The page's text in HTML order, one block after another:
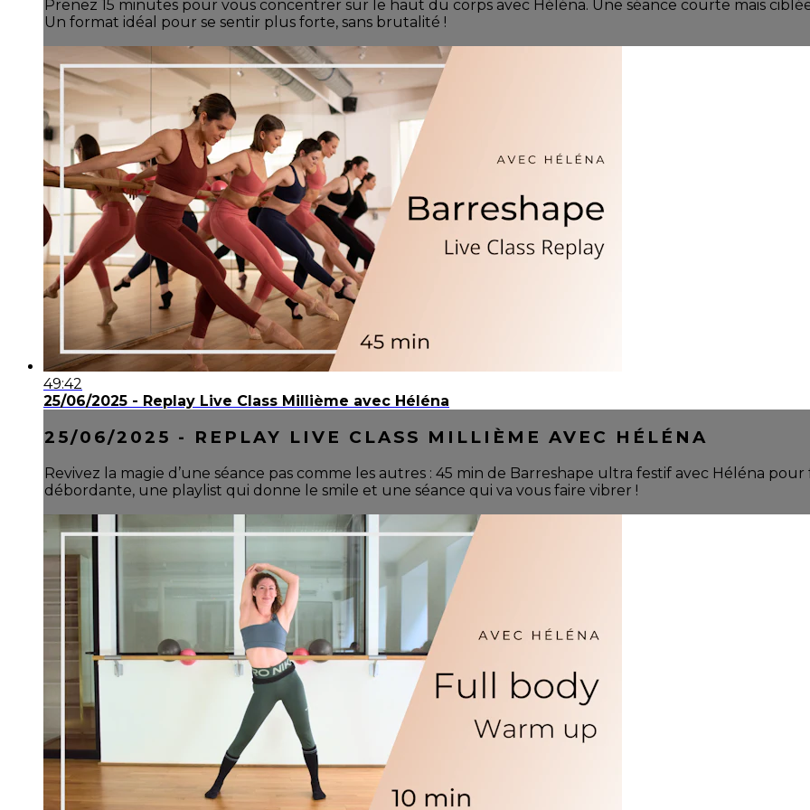
Prenez 15 minutes pour vous concentrer sur le haut du corps avec Héléna. Une séance courte mais
Un format idéal pour se sentir plus forte, sans brutalité !
49:42
25/06/2025 - Replay Live Class Millième avec Héléna
25/06/2025 - REPLAY LIVE CLASS MILLIÈME AVEC HÉLÉNA
Revivez la magie d’une séance pas comme les autres : 45 min de Barreshape ultra festif avec Héléna
débordante, une playlist qui donne le smile et une séance qui va vous faire vibrer !